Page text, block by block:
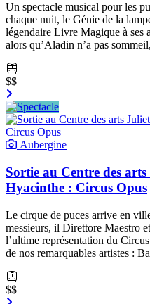
Un spectacle musical pour les
chaque nuit, le Génie de la
légendaire Livre Magique à ses
alors qu’Aladin n’a pas
$$
Aubergine
Sortie au Centre des
Hyacinthe : Circus Opus
Le cirque de puces arrive en
messieurs, il Direttore Maestro
l’ultime représentation du
de nos remarquables artistes :
$$